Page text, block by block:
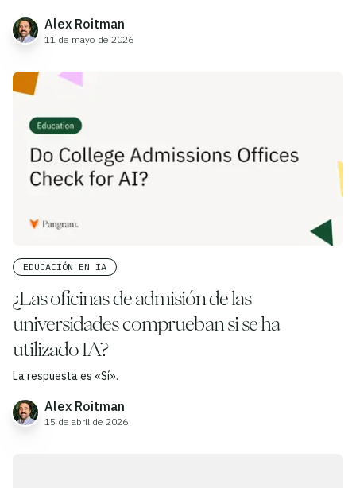
Alex Roitman
11 de mayo de 2026
EDUCACIÓN EN IA
¿Las oficinas de admisión de las
universidades comprueban si se ha
utilizado IA?
La respuesta es «Sí».
Alex Roitman
15 de abril de 2026